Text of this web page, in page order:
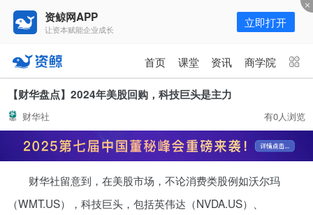
资鲸网APP
让资本赋能企业成长 立即打开
首页 课堂 资讯 商学院
资讯 课堂 直播 商学院
报告 行业峰会
为你推荐
资鲸精选 | 127页PPT，读懂复
星、平安、腾讯、比亚迪、碧桂园
【财华盘点】2024年美股回购，科技巨头是主力
财华社 有0人浏览
财华社留意到，在美股市场，不论消费类股例如沃尔玛
（WMT.US），科技巨头，包括英伟达（NVDA.US）、